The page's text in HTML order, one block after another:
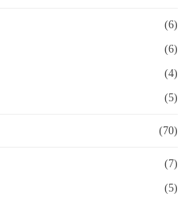
(6)
(6)
(4)
(5)
(70)
(7)
(5)